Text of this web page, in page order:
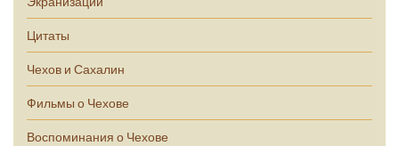
Цитаты
Чехов и Сахалин
Фильмы о Чехове
Воспоминания о Чехове